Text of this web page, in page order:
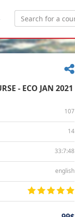
- ECO JAN 2021
107
14
33:7:48
english